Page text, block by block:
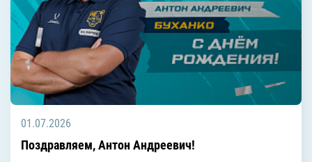
01.07.2026
Поздравляем, Антон Андреевич!